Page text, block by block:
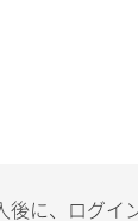
後に、ログイ